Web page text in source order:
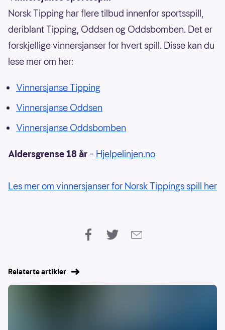
Norsk Tipping har flere tilbud innenfor sportsspill,
deriblant Tipping, Oddsen og Oddsbomben. Det er
forskjellige vinnersjanser for hvert spill. Disse kan du
lese mer om her:
Vinnersjanse Tipping
Vinnersjanse Oddsen
Vinnersjanse Oddsbomben
Aldersgrense 18 år – Hjelpelinjen.no
Les mer om vinnersjanser for Norsk Tippings spill her
Relaterte artikler